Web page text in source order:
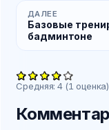
ДАЛЕЕ
Базовые
бадминтоне
Средняя:4 (1 оценка)